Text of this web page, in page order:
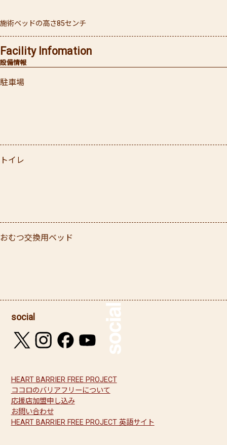
施術ベッドの高さ85センチ
設備情報
Facility Infomation
駐車場
トイレ
おむつ交換用ベッド
social
HEART BARRIER FREE PROJECT
ココロのバリアフリーについて
応援店加盟申し込み
お問い合わせ
HEART BARRIER FREE PROJECT 英語サイト